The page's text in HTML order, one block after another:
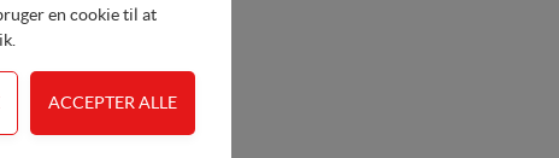
en cookie til at